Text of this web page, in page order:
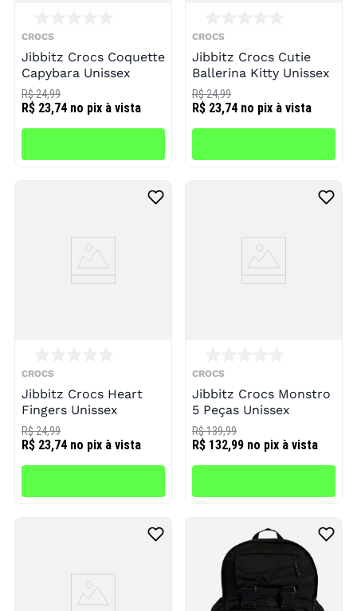
CROCS
Jibbitz Crocs Coquette
Capybara Unissex
R$ 23,74 no pix à vista
R$ 24,99
CROCS
Jibbitz Crocs Cutie
Ballerina Kitty Unissex
R$ 23,74 no pix à vista
R$ 24,99
CROCS
Jibbitz Crocs Heart
Fingers Unissex
R$ 23,74 no pix à vista
R$ 24,99
CROCS
Jibbitz Crocs Monstro
5 Peças Unissex
R$ 132,99 no pix à vista
R$ 139,99